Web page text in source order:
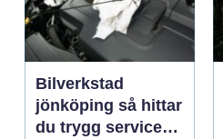
Bilverkstad
jönköping så hittar
du trygg service